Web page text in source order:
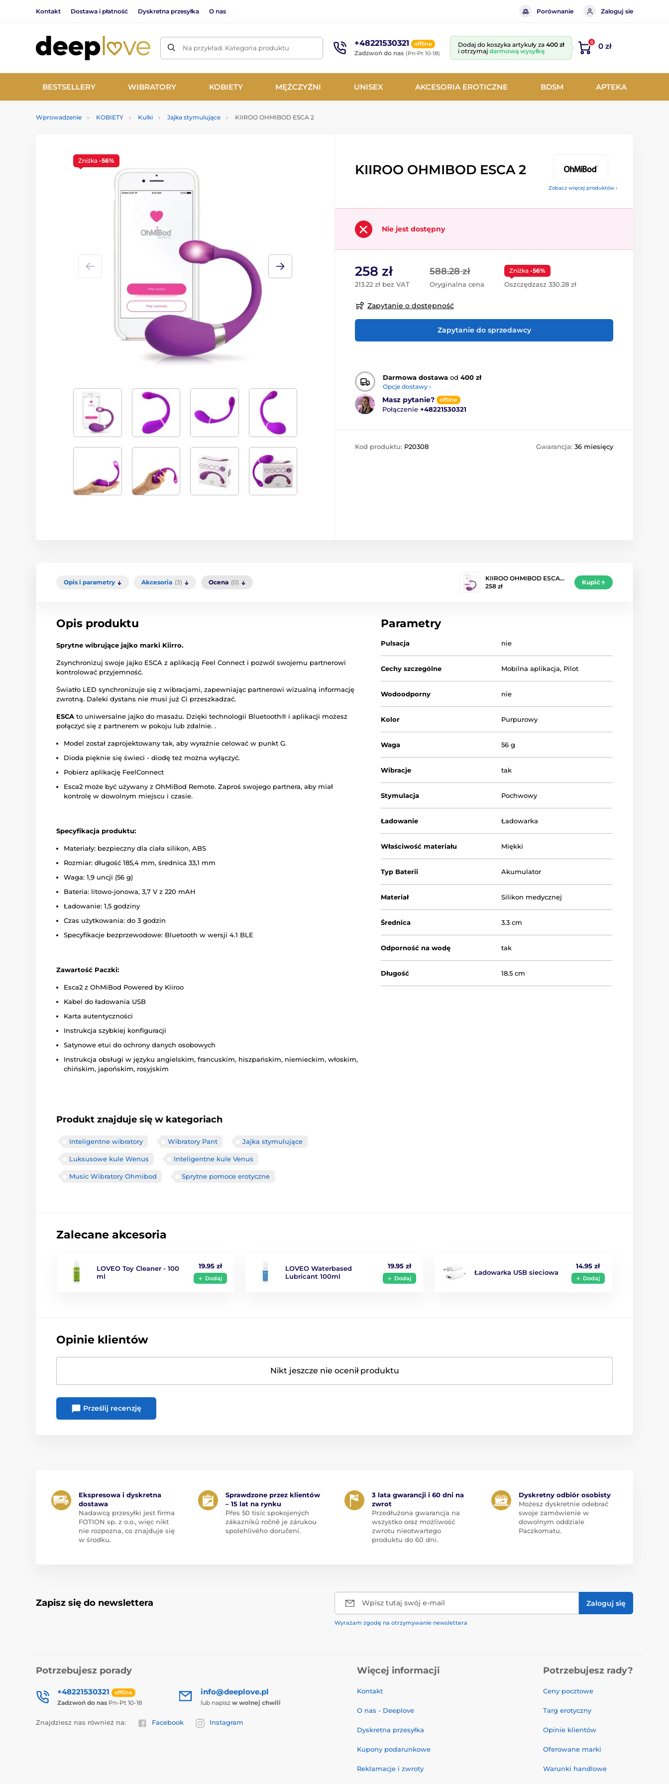
Kontakt Dostawa i płatność Dyskretna przesyłka O nas Porównanie Zaloguj sie
Na przykład. Kategoria produktu +48221530321 offline
Zadzwoń do nas (Pn-Pt 10-18)
Dodaj do koszyka artykuły za 400 zł
i otrzymaj darmową wysyłkę
0 0 zł
BESTSELLERY WIBRATORY KOBIETY MĘŻCZYŹNI UNISEX AKCESORIA EROTICZNE BDSM APTEKA
Wprowadzenie KOBIETY Kulki Jajka stymulujące KIIROO OHMIBOD ESCA 2
Zobacz więcej produktów ›
Zniżka -56%
KIIROO OHMIBOD ESCA 2
Nie jest dostępny
588.28 zł
Oryginalna cena
258 zł
213.22 zł bez VAT
Zniżka -56%
Oszczędzasz 330.28 zł
Zapytanie o dostępność
Zapytanie do sprzedawcy
Darmowa dostawa od 400 zł
Opcje dostawy ›
Masz pytanie? offline
Połączenie +48221530321
Kod produktu: P20308 Gwarancja: 36 miesięcy
Opis i parametry Akcesoria (3) Ocena (0)
KIIROO OHMIBOD ESCA…
258 zł
Kupić
Opis produktu
Sprytne wibrujące jajko marki Kiirro.
Zsynchronizuj swoje jajko ESCA z aplikacją Feel Connect i pozwól swojemu partnerowi
kontrolować przyjemność.
Światło LED synchronizuje się z wibracjami, zapewniając partnerowi wizualną informację
zwrotną. Daleki dystans nie musi już Ci przeszkadzać.
ESCA to uniwersalne jajko do masażu. Dzięki technologii Bluetooth® i aplikacji możesz
połączyć się z partnerem w pokoju lub zdalnie. .
Model został zaprojektowany tak, aby wyraźnie celować w punkt G.
Dioda pięknie się świeci - diodę też można wyłączyć.
Pobierz aplikację FeelConnect
Esca2 może być używany z OhMiBod Remote. Zaproś swojego partnera, aby miał
kontrolę w dowolnym miejscu i czasie.
Specyfikacja produktu:
Materiały: bezpieczny dla ciała silikon, ABS
Rozmiar: długość 185,4 mm, średnica 33,1 mm
Waga: 1,9 uncji (56 g)
Bateria: litowo-jonowa, 3,7 V z 220 mAH
Ładowanie: 1,5 godziny
Czas użytkowania: do 3 godzin
Specyfikacje bezprzewodowe: Bluetooth w wersji 4.1 BLE
Zawartość Paczki:
Esca2 z OhMiBod Powered by Kiiroo
Kabel do ładowania USB
Karta autentyczności
Instrukcja szybkiej konfiguracji
Satynowe etui do ochrony danych osobowych
Instrukcja obsługi w języku angielskim, francuskim, hiszpańskim, niemieckim, włoskim,
chińskim, japońskim, rosyjskim
Produkt znajduje się w kategoriach
Inteligentne wibratory Wibratory Pant Jajka stymulujące
Luksusowe kule Wenus Inteligentne kule Venus
Music Wibratory Ohmibod Sprytne pomoce erotyczne
Parametry
Pulsacja nie
Cechy szczególne Mobilna aplikacja, Pilot
Wodoodporny nie
Kolor Purpurowy
Waga 56 g
Wibracje tak
Stymulacja Pochwowy
Ładowanie Ładowarka
Właściwość materiału Miękki
Typ Baterii Akumulator
Materiał Silikon medycznej
Średnica 3.3 cm
Odporność na wodę tak
Długość 18.5 cm
Zalecane akcesoria
LOVEO Toy Cleaner - 100
ml
19.95 zł
Dodaj
LOVEO Waterbased
Lubricant 100ml
19.95 zł
Dodaj
Ładowarka USB sieciowa
14.95 zł
Dodaj
Opinie klientów
Nikt jeszcze nie ocenił produktu
Prześlij recenzję
Ekspresowa i dyskretna
dostawa
Nadawcą przesyłki jest firma
FOTION sp. z o.o., więc nikt
nie rozpozna, co znajduje się
w środku.
Sprawdzone przez klientów
– 15 lat na rynku
Přes 50 tisíc spokojených
zákazníků ročně je zárukou
spolehlivého doručení.
3 lata gwarancji i 60 dni na
zwrot
Przedłużona gwarancja na
wszystko oraz możliwość
zwrotu nieotwartego
produktu do 60 dni.
Dyskretny odbiór osobisty
Możesz dyskretnie odebrać
swoje zamówienie w
dowolnym oddziale
Paczkomatu.
Zapisz się do newslettera Wpisz tutaj swój e-mail Zaloguj się
Wyrażam zgodę na otrzymywanie newslettera
Potrzebujesz porady
+48221530321 offline
Zadzwoń do nas Pn-Pt 10-18
info@deeplove.pl
lub napisz w wolnej chwili
Znajdziesz nas również na: Facebook Instagram
Więcej informacji
Kontakt
O nas - Deeplove
Dyskretna przesyłka
Kupony podarunkowe
Reklamacje i zwroty
Potrzebujesz rady?
Ceny pocztowe
Targ erotyczny
Opinie klientów
Oferowane marki
Warunki handlowe